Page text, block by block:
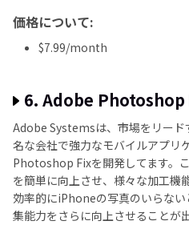
価格について:
$7.99/month
6. Adobe
Adobe Systemsは、市場をリー
名な会社で強力なモバイルアプリ
Photoshop Fixを開発してます。
を簡単に向上させ、様々な加工機
効率的にiPhoneの写真のいらな
集能力をさらに向上させることが